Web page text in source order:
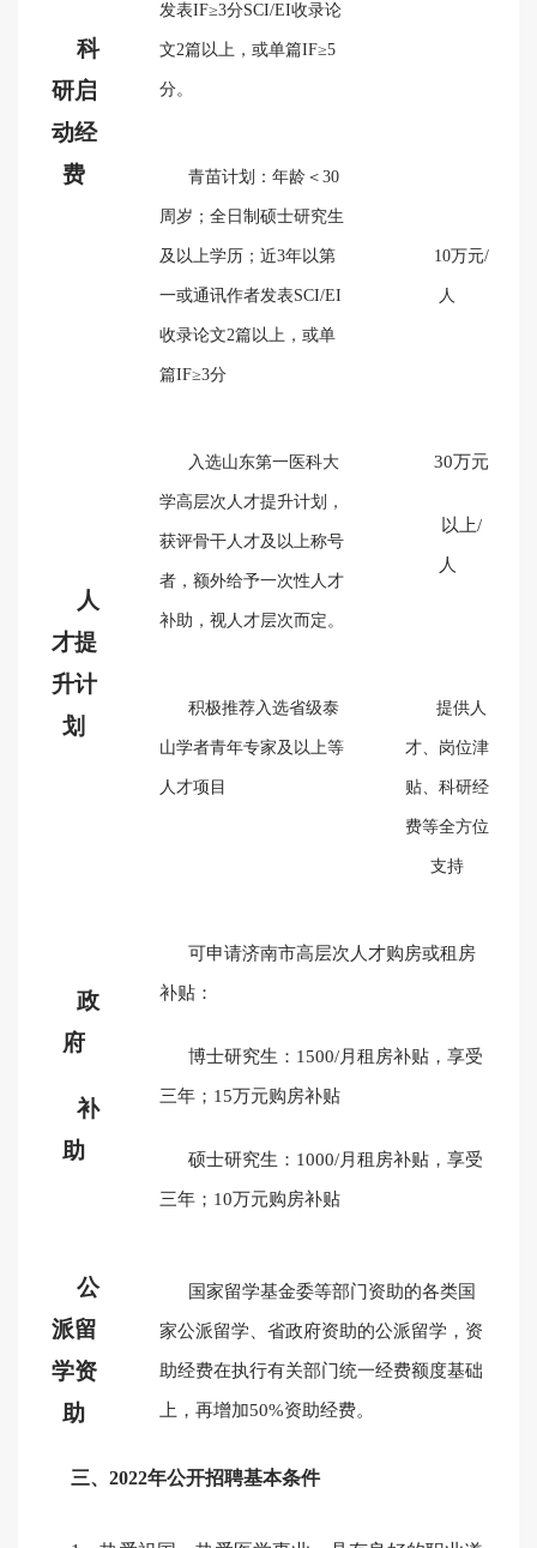
科
研启
动经
费
发表IF≥3分SCI/EI收录论
文2篇以上，或单篇IF≥5
分。
青苗计划：年龄＜30
周岁；全日制硕士研究生
及以上学历；近3年以第
一或通讯作者发表SCI/EI
收录论文2篇以上，或单
篇IF≥3分
10万元/
人
人
才提
升计
划
入选山东第一医科大
学高层次人才提升计划，
获评骨干人才及以上称号
者，额外给予一次性人才
补助，视人才层次而定。
30万元
以上/
人
积极推荐入选省级泰
山学者青年专家及以上等
人才项目
提供人
才、岗位津
贴、科研经
费等全方位
支持
政
府
补
助
可申请济南市高层次人才购房或租房
补贴：
博士研究生：1500/月租房补贴，享受
三年；15万元购房补贴
硕士研究生：1000/月租房补贴，享受
三年；10万元购房补贴
公
派留
学资
助
国家留学基金委等部门资助的各类国
家公派留学、省政府资助的公派留学，资
助经费在执行有关部门统一经费额度基础
上，再增加50%资助经费。
三、2022年公开招聘基本条件